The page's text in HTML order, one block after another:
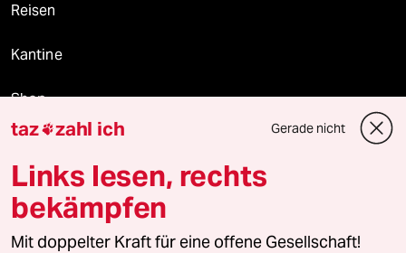
Reisen
Kantine
Shop
Fragen & Hilfe
taz zahl ich Gerade nicht
Links lesen, rechts
bekämpfen
Mit doppelter Kraft für eine offene Gesellschaft!